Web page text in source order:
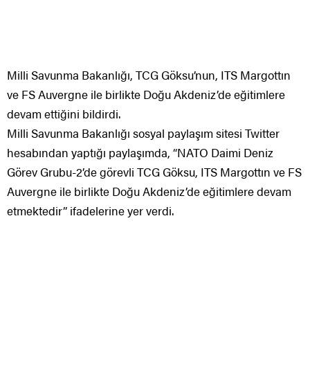
Milli Savunma Bakanlığı, TCG Göksu’nun, ITS Margottın
ve FS Auvergne ile birlikte Doğu Akdeniz’de eğitimlere
devam ettiğini bildirdi.
Milli Savunma Bakanlığı sosyal paylaşım sitesi Twitter
hesabından yaptığı paylaşımda, “NATO Daimi Deniz
Görev Grubu-2’de görevli TCG Göksu, ITS Margottın ve FS
Auvergne ile birlikte Doğu Akdeniz’de eğitimlere devam
etmektedir” ifadelerine yer verdi.